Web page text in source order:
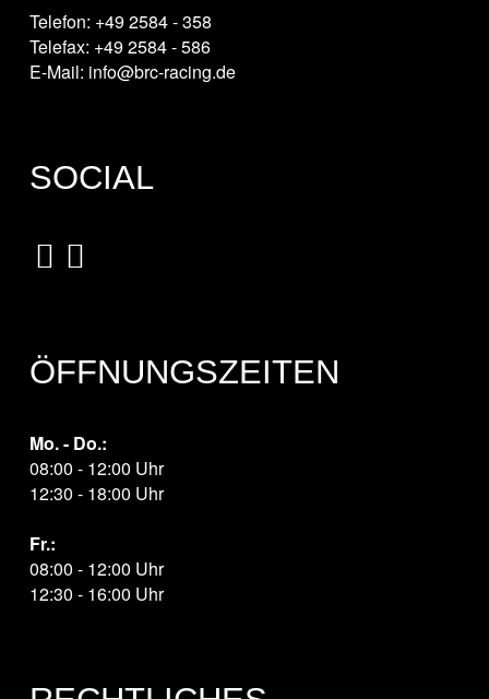
Telefon: +49 2584 - 358
Telefax: +49 2584 - 586
E-Mail: info@brc-racing.de
SOCIAL
ÖFFNUNGSZEITEN
Mo. - Do.:
08:00 - 12:00 Uhr
12:30 - 18:00 Uhr
Fr.:
08:00 - 12:00 Uhr
12:30 - 16:00 Uhr